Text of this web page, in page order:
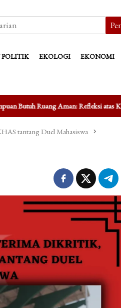
EKOLOGI EKONOMI
Refleksi atas Kasus Taufik Hidayat
tantang Duel Mahasiswa